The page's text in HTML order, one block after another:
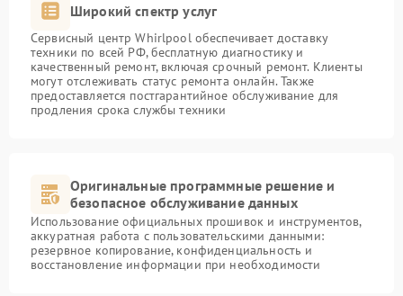
Широкий спектр услуг
Сервисный центр Whirlpool обеспечивает доставку
техники по всей РФ, бесплатную диагностику и
качественный ремонт, включая срочный ремонт. Клиенты
могут отслеживать статус ремонта онлайн. Также
предоставляется постгарантийное обслуживание для
продления срока службы техники
Оригинальные программные решение и
безопасное обслуживание данных
Использование официальных прошивок и инструментов,
аккуратная работа с пользовательскими данными:
резервное копирование, конфиденциальность и
восстановление информации при необходимости